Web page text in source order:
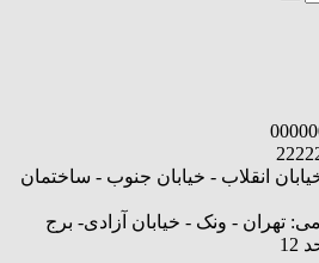
انقلاب - خیابان جنوب - ساختمان
تهران - ونک - خیابان آزادی- برج